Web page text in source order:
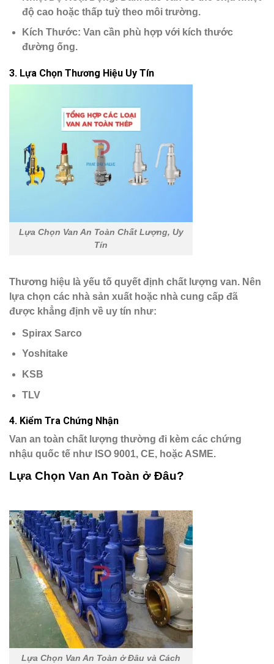
độ cao hoặc thấp tuỳ theo môi trường.
Kích Thước: Van cần phù hợp với kích thước
đường ống.
3. Lựa Chọn Thương Hiệu Uy Tín
Lựa Chọn Van An Toàn Chất Lượng, Uy
Tín
Thương hiệu là yếu tố quyết định chất lượng van. Nên
lựa chọn các nhà sản xuất hoặc nhà cung cấp đã
được khẳng định về uy tín như:
Spirax Sarco
Yoshitake
KSB
TLV
4. Kiểm Tra Chứng Nhận
Van an toàn chất lượng thường đi kèm các chứng
nhậu quốc tế như ISO 9001, CE, hoặc ASME.
Lựa Chọn Van An Toàn ở Đâu?
Lựa Chọn Van An Toàn ở Đâu và Cách